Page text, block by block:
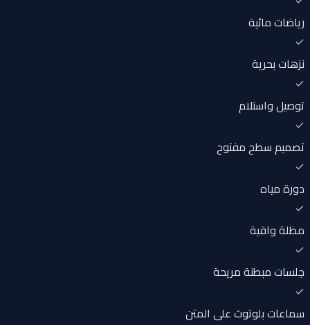
رياضات مائية
نزهات بحرية
توصيل واستلام
تصميم سطح مفتوح
دورة مياه
مظلة واقية
جلسات مبطنة مريحة
سماعات بلوتوث على المتن